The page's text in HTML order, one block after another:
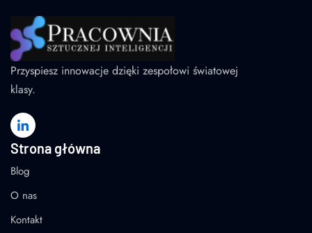
Przyspiesz innowacje dzięki zespołowi światowej
klasy.
Strona główna
Blog
O nas
Kontakt